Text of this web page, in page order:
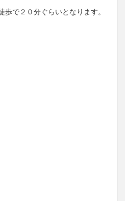
で２０分ぐらいとなります。